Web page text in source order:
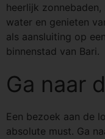
heerlijk
water en genieten
als aansluiting op
binnenstad van Bari.
Ga naar
Een bezoek aan de
absolute must. Ga